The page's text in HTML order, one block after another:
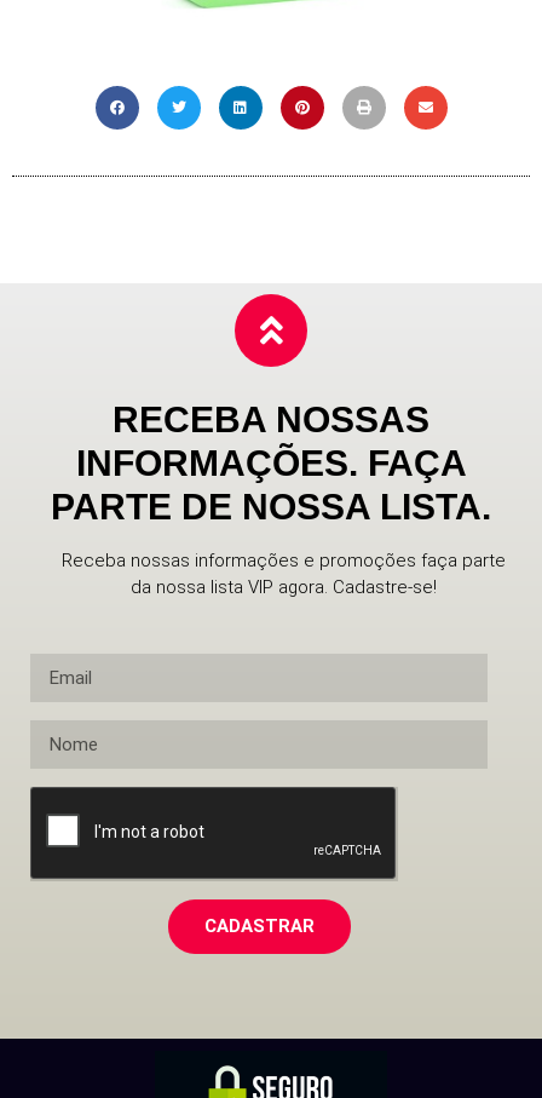
RECEBA NOSSAS
INFORMAÇÕES. FAÇA
PARTE DE NOSSA LISTA.
Receba nossas informações e promoções faça parte
da nossa lista VIP agora. Cadastre-se!
CADASTRAR